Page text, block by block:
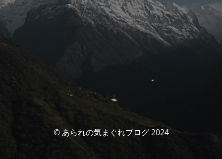
© あられの気まぐれブログ 2024